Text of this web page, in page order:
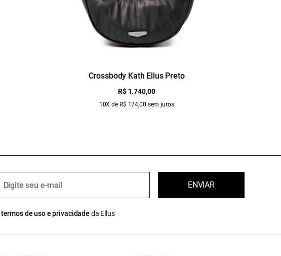
Crossbody Kath Ellus Preto
R$ 1.740,00
10X de R$ 174,00 sem juros
ENVIAR
termos de uso e privacidade da Ellus